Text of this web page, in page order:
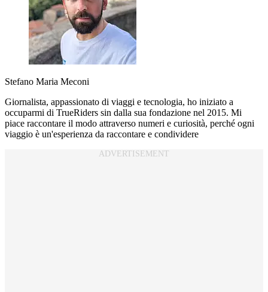
Stefano Maria Meconi
Giornalista, appassionato di viaggi e tecnologia, ho iniziato a
occuparmi di TrueRiders sin dalla sua fondazione nel 2015. Mi
piace raccontare il modo attraverso numeri e curiosità, perché ogni
viaggio è un'esperienza da raccontare e condividere